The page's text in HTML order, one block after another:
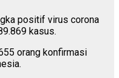
positif virus corona
kasus.
orang konfirmasi